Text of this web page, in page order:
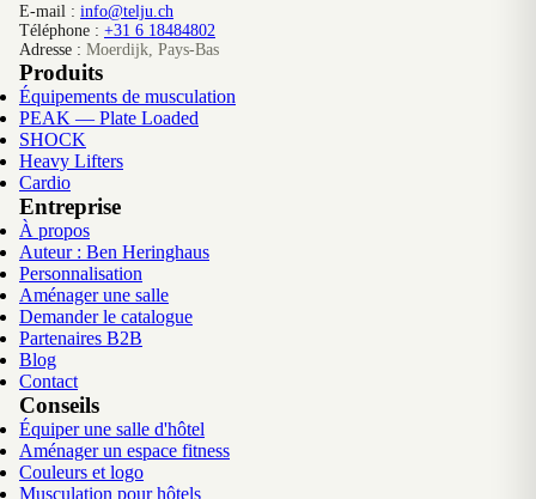
E-mail : info@telju.ch
Téléphone : +31 6 18484802
Adresse : Moerdijk, Pays-Bas
Produits
Équipements de musculation
PEAK — Plate Loaded
SHOCK
Heavy Lifters
Cardio
Entreprise
À propos
Auteur : Ben Heringhaus
Personnalisation
Aménager une salle
Demander le catalogue
Partenaires B2B
Blog
Contact
Conseils
Équiper une salle d'hôtel
Aménager un espace fitness
Couleurs et logo
Musculation pour hôtels